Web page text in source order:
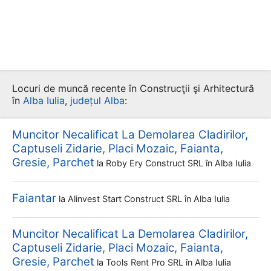
Locuri de muncă recente în Construcţii şi Arhitectură
în Alba Iulia, județul Alba:
Muncitor Necalificat La Demolarea Cladirilor,
Captuseli Zidarie, Placi Mozaic, Faianta,
Gresie, Parchet la Roby Ery Construct SRL în Alba Iulia
Faiantar la Alinvest Start Construct SRL în Alba Iulia
Muncitor Necalificat La Demolarea Cladirilor,
Captuseli Zidarie, Placi Mozaic, Faianta,
Gresie, Parchet la Tools Rent Pro SRL în Alba Iulia